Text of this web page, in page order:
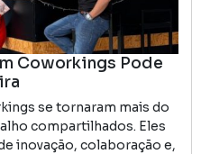
Coworkings Pode
se tornaram mais do
compartilhados. Eles
inovação, colaboração e,